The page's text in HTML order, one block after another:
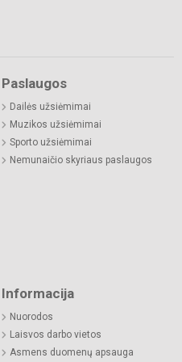
Paslaugos
Dailės užsiėmimai
Muzikos užsiėmimai
Sporto užsiėmimai
Nemunaičio skyriaus paslaugos
Informacija
Nuorodos
Laisvos darbo vietos
Asmens duomenų apsauga